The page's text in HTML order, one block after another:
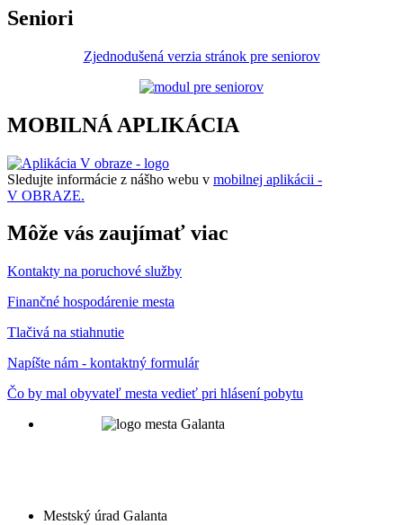
Seniori
Zjednodušená verzia stránok pre seniorov
MOBILNÁ APLIKÁCIA
Sledujte informácie z nášho webu v mobilnej aplikácii -
V OBRAZE.
Môže vás zaujímať viac
Kontakty na poruchové služby
Finančné hospodárenie mesta
Tlačivá na stiahnutie
Napíšte nám - kontaktný formulár
Čo by mal obyvateľ mesta vedieť pri hlásení pobytu
Mestský úrad Galanta